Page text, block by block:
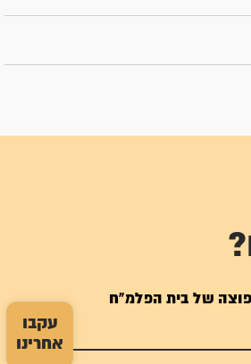
עקבו
אחרינו
של בית הפלמ"ח